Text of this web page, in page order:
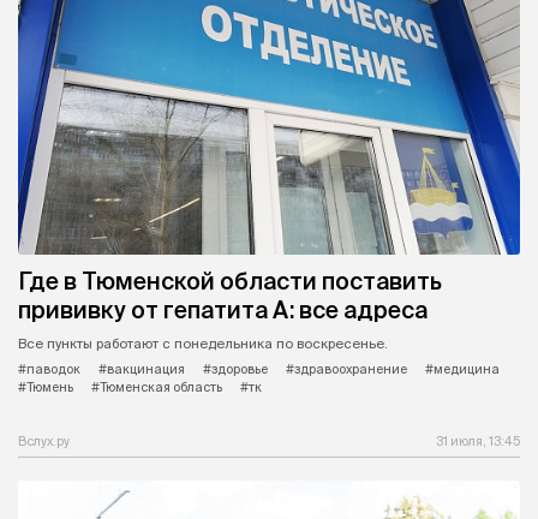
Где в Тюменской области поставить
прививку от гепатита А: все адреса
Все пункты работают с понедельника по воскресенье.
#паводок
#вакцинация #здоровье #здравоохранение
#медицина
#Тюмень
#Тюменская область #тк
Вслух.ру 31 июля, 13:45